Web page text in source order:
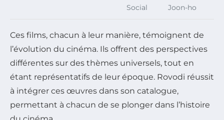
Social
Joon-ho
Ces films, chacun à leur manière, témoignent de
l’évolution du cinéma. Ils offrent des perspectives
différentes sur des thèmes universels, tout en
étant représentatifs de leur époque. Rovodi réussit
à intégrer ces œuvres dans son catalogue,
permettant à chacun de se plonger dans l’histoire